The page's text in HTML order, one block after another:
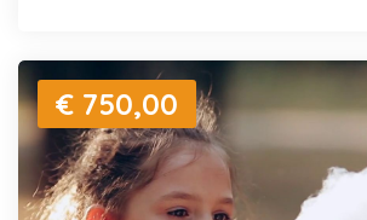
€ 750,00